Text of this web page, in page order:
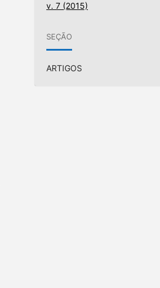
v. 7 (2015)
SEÇÃO
ARTIGOS